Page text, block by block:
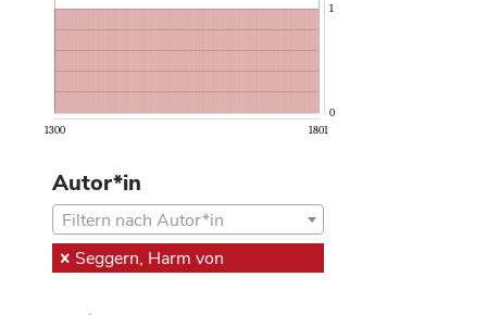
1300 1801
0
1
Autor*in
Filtern nach Autor*in
Seggern, Harm von